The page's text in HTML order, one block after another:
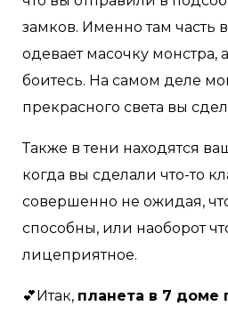
замков. Именно там часть
одевает масочку монстра,
боитесь. На самом деле
прекрасного света вы
Также в тени находятся
когда вы сделали что-то
совершенно не ожидая,
способны, или наоборот
лицеприятное.
💕Итак, планета в 7 доме